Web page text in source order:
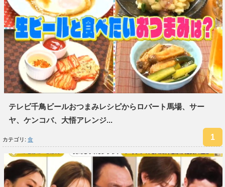
テレビ千鳥ビールおつまみレシピからロバート馬場、サー
ヤ、ケンコバ、大悟アレンジ...
カテゴリ: 食